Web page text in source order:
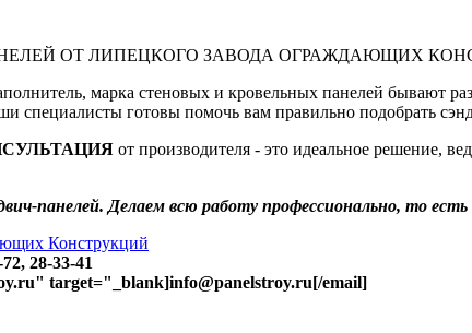
ОТ ЛИПЕЦКОГО ЗАВОДА ОГРАЖДАЮЩИХ
марка стеновых и кровельных панелей бывают
специалисты готовы помочь вам правильно подобрать
от производителя - это идеальное решение,
панелей. Делаем всю работу профессионально, то
Конструкций
28-33-41
target="_blank]info@panelstroy.ru[/email]